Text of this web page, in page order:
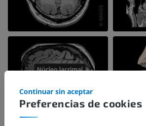
Preferencias de cookies
Continuar sin aceptar